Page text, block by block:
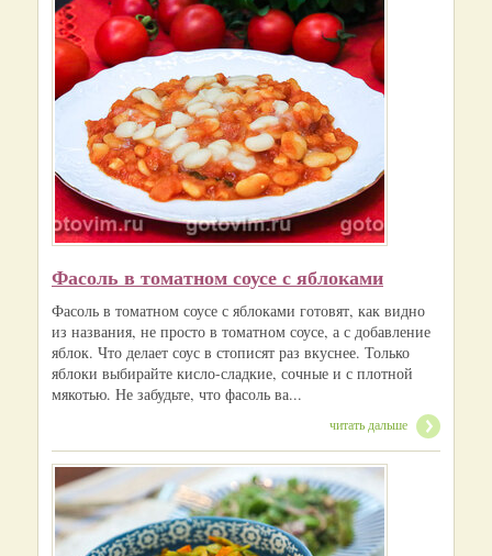
Фасоль в томатном соусе с яблоками
Фасоль в томатном соусе с яблоками готовят, как видно
из названия, не просто в томатном соусе, а с добавление
яблок. Что делает соус в стописят раз вкуснее. Только
яблоки выбирайте кисло-сладкие, сочные и с плотной
мякотью. Не забудьте, что фасоль ва...
читать дальше